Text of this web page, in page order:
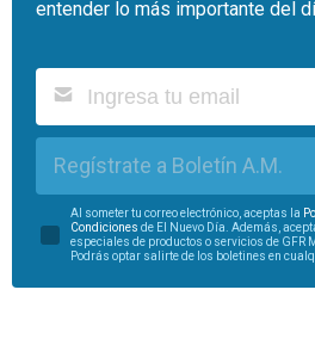
entender lo más importante del
Regístrate a Boletín A.M.
Al someter tu correo electrónico, aceptas la
Condiciones de El Nuevo Día. Además,
especiales de productos o servicios de GFR
Podrás optar salirte de los boletines en